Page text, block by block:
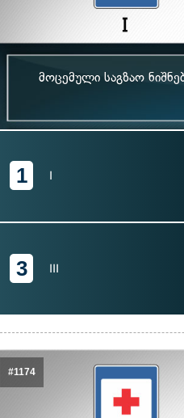
მოცემული საგზაო
1 I
3 III
#1174